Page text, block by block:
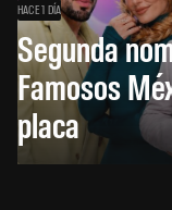
HACE 1 DÍA
Segunda
Famosos
placa